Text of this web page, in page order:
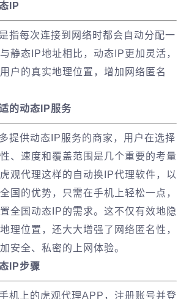
IP
指每次连接到网络时都会自动分配一
静态IP地址相比，动态IP更加灵活，
户的真实地理位置，增加网络匿名
的动态IP服务
提供动态IP服务的商家，用户在选择
、速度和覆盖范围是几个重要的考量
观代理这样的自动换IP代理软件，以
国的优势，只需在手机上轻松一点，
全国动态IP的需求。这不仅有效地隐
理位置，还大大增强了网络匿名性，
安全、私密的上网体验。
IP步骤
机上的虎观代理APP，注册账号并登